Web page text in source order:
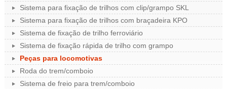
Sistema para fixação de trilhos com clip/grampo SKL
Sistema para fixação de trilhos com braçadeira KPO
Sistema de fixação de trilho ferroviário
Sistema de fixação rápida de trilho com grampo
Peças para locomotivas
Roda do trem/comboio
Sistema de freio para trem/comboio